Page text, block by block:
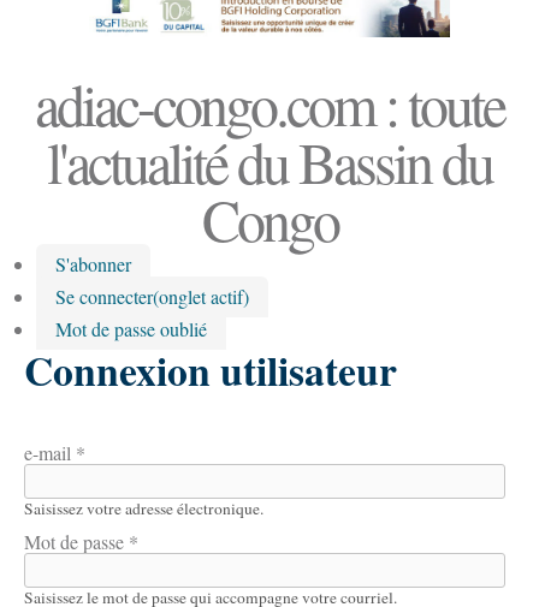
adiac-congo.com : toute
l'actualité du Bassin du
Congo
S'abonner
Se connecter(onglet actif)
Mot de passe oublié
Connexion utilisateur
e-mail *
Saisissez votre adresse électronique.
Mot de passe *
Saisissez le mot de passe qui accompagne votre courriel.